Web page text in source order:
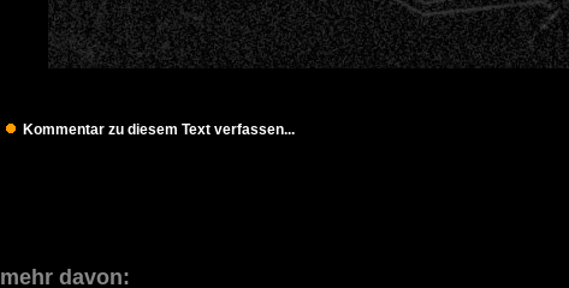
Kommentar zu diesem Text verfassen...
mehr davon: